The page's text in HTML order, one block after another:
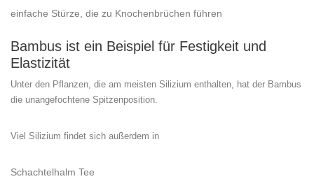
einfache Stürze, die zu Knochenbrüchen führen
Bambus ist ein Beispiel für Festigkeit und
Elastizität
Unter den Pflanzen, die am meisten Silizium enthalten, hat der Bambus
die unangefochtene Spitzenposition.
Viel Silizium findet sich außerdem in
Schachtelhalm Tee